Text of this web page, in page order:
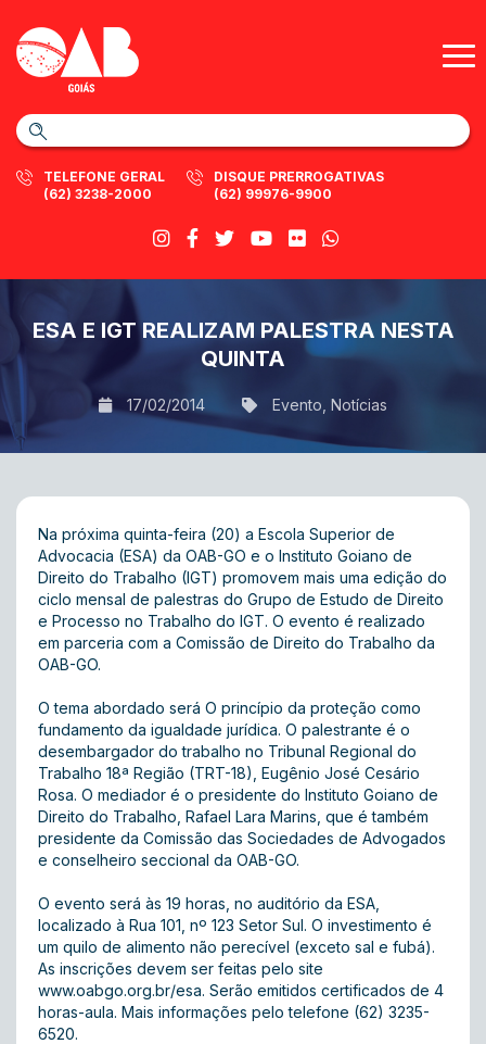
TELEFONE GERAL
(62) 3238-2000
DISQUE PRERROGATIVAS
(62) 99976-9900
ESA E IGT REALIZAM PALESTRA NESTA
QUINTA
17/02/2014 Evento Notícias
Na próxima quinta-feira (20) a Escola Superior de
Advocacia (ESA) da OAB-GO e o Instituto Goiano de
Direito do Trabalho (IGT) promovem mais uma edição do
ciclo mensal de palestras do Grupo de Estudo de Direito
e Processo no Trabalho do IGT. O evento é realizado
em parceria com a Comissão de Direito do Trabalho da
OAB-GO.
O tema abordado será O princípio da proteção como
fundamento da igualdade jurídica. O palestrante é o
desembargador do trabalho no Tribunal Regional do
Trabalho 18ª Região (TRT-18), Eugênio José Cesário
Rosa. O mediador é o presidente do Instituto Goiano de
Direito do Trabalho, Rafael Lara Marins, que é também
presidente da Comissão das Sociedades de Advogados
e conselheiro seccional da OAB-GO.
O evento será às 19 horas, no auditório da ESA,
localizado à Rua 101, nº 123 Setor Sul. O investimento é
um quilo de alimento não perecível (exceto sal e fubá).
As inscrições devem ser feitas pelo site
www.oabgo.org.br/esa. Serão emitidos certificados de 4
horas-aula. Mais informações pelo telefone (62) 3235-
6520.